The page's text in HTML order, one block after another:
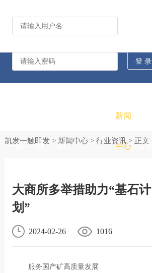
一触 一触
的概
况
一触
化
新闻
中心 信息
凯发一触即发> 新闻中心> 行业资讯> 正文
大商所多举措助力“基石计
划”
2024-02-26 1016
服务国产矿高质量发展